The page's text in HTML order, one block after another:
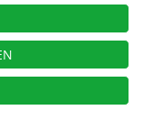
vorbehalten